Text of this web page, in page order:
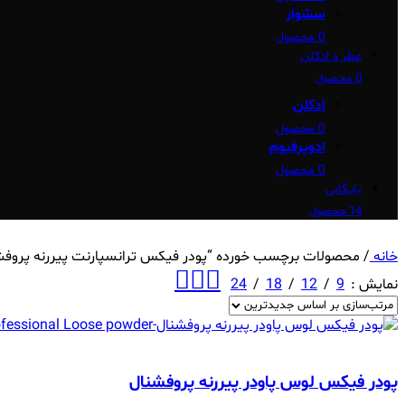
سشوار
0 محصول
عطر و ادکلن
0 محصول
ادکلن
0 محصول
ادوپرفیوم
0 محصول
بایگانی
14 محصول
خانه/ محصولات برچسب خورده “پودر فیکس ترانسپارنت پیررنه
نمایش
9
12
18
24
پودر فیکس لوس پاودر پیررنه پروفشنال